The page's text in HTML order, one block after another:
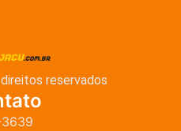
reservados